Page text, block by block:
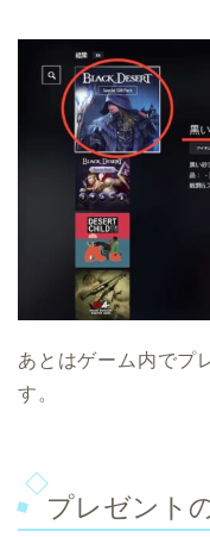
あとはゲーム内でプ
す。
プレゼント